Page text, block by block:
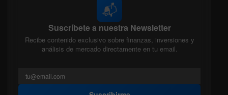
📬
Suscríbete a nuestra Newsletter
Recibe contenido exclusivo sobre finanzas, inversiones y
análisis de mercado directamente en tu email.